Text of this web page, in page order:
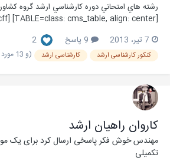
[TD]سوالات ارشد مهندسي منابع طبيعي...
7 تیر، 2013 9 پاسخ 2
کنکور کارشناسی ارشد کارشناسی ارشد (و 13 مورد دیگر)
کاروان راهیان ارشد
مهندس خوش فکرپاسخی ارسال کرد برای یک
تکمیلی